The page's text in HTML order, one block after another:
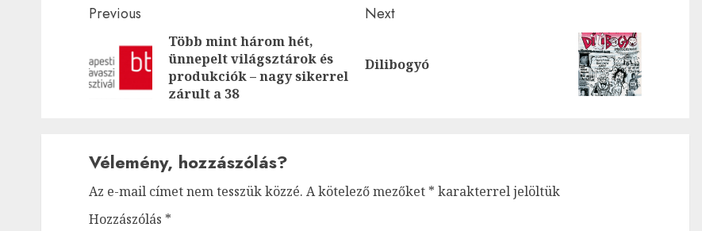
Post
navigation
Previous
Previous
Több mint három hét,
ünnepelt világsztárok és
produkciók – nagy sikerrel
zárult a 38
Next
Next
Dilibogyó
Vélemény, hozzászólás?
Az e-mail címet nem tesszük közzé. A kötelező mezőket * karakterrel jelöltük
Hozzászólás *